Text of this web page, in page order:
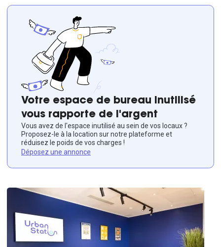
Votre espace de bureau inutilisé
vous rapporte de l'argent
Vous avez de l'espace inutilisé au sein de vos locaux ?
Proposez-le à la location sur notre plateforme et
réduisez le poids de vos charges !
Déposez une annonce